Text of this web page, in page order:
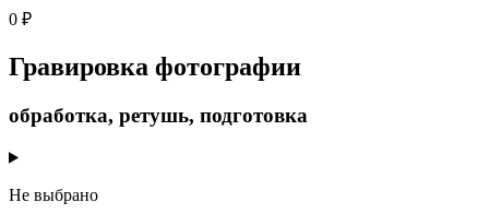
0 ₽
Гравировка фотографии
обработка, ретушь, подготовка
Не выбрано